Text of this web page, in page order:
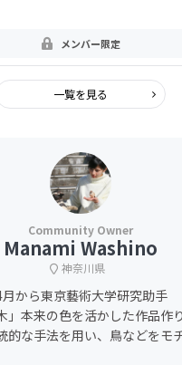
メンバー限定
一覧を見る
Manami Washino
神奈川県
から東京藝術大学研究助手
」本来の色を活かした作品作り
的な手法を用い、鳥などをモ